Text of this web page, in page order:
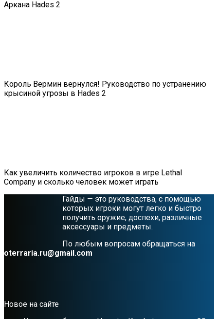
Аркана Hades 2
Король Вермин вернулся! Руководство по устранению
крысиной угрозы в Hades 2
Как увеличить количество игроков в игре Lethal
Company и сколько человек может играть
Гайды — это руководства, с помощью
которых игроки могут легко и быстро
получить оружие, доспехи, различные
аксессуары и предметы.
По любым вопросам обращаться на
oterraria.ru@gmail.com
Новое на сайте